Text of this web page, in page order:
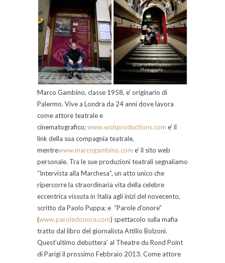
Marco Gambino, classe 1958, e’ originario di
Palermo. Vive a Londra da 24 anni dove lavora
come attore teatrale e
cinematografico;www.wohproductions.com e’ il
link della sua compagnia teatrale,
mentrewww.marcogambino.com e’ il sito web
personale. Tra le sue produzioni teatrali segnaliamo
“Intervista alla Marchesa”, un atto unico che
ripercorre la straordinaria vita della celebre
eccentrica vissuta in Italia agli inizi del novecento,
scritto da Paolo Puppa; e “Parole d’onore”
(www.paroledonore.com) spettacolo sulla mafia
tratto dal libro del giornalista Attilio Bolzoni.
Quest’ultimo debuttera’ al Theatre du Rond Point
di Parigi il prossimo Febbraio 2013. Come attore